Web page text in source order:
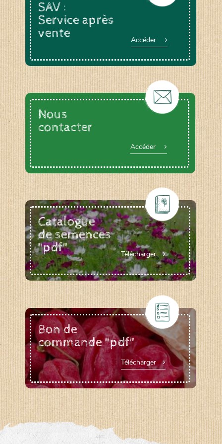
SAV :
Service après
vente
Accéder
Nous
contacter
Accéder
Catalogue
de semences
"pdf"
Télécharger
Bon de
commande "pdf"
Télécharger